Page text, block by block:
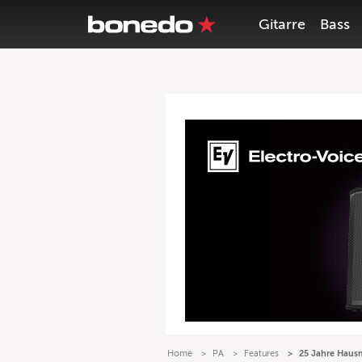
Gitarre Bass
Home PA Features 25 Jahre